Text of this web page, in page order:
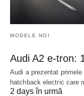
MODELE NOI
Audi A2 e-tron:
Audi a prezentat primele
hatchback electric care
2 days în urmă